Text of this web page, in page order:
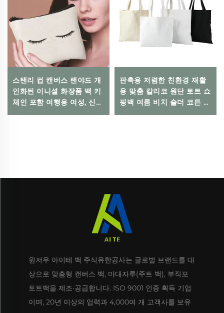
스탠리 컵 캔버스 랜야드 개
인화된 이니셜 화장품 백 키
체인 포함 여행용 여성, 신부
들러리, 청소년용 오픈 클로
판촉용 저렴한 친환경 재활
용 맞춤 칼리코 원단 토트 쇼
핑백 여름 비치 숄더 코튼 토
트백
원저우 아이테 백 주식유한공사는 글로벌 브랜드를 대
상으로 맞춤형 캔버스 백, 마대자루(주트 백), 부직포
토트백을 제조·공급합니다. ISO 9001 인증 획득 기업
이며, 20년 이상의 업력과 4,000여 개 고객사를 보유